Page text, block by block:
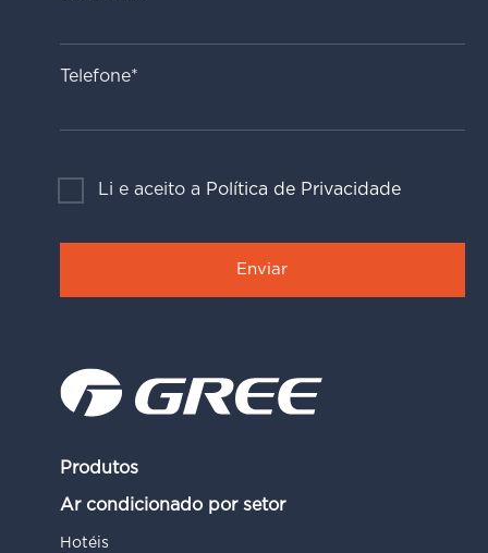
Telefone*
Li e aceito a Política de Privacidade
Produtos
Ar condicionado por setor
Hotéis